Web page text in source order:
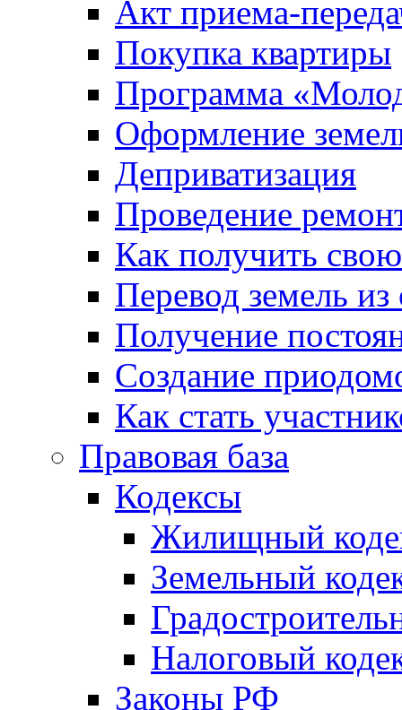
Акт приема-
Покупка квартиры
Программа
Оформление
Деприватизация
Проведение
Как получить
Перевод земель
Получение
Создание
Как стать
Правовая база
Кодексы
Жилищный
Земельный
Налоговый
Законы РФ